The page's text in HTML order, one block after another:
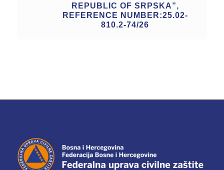
REPUBLIC OF SRPSKA”,
REFERENCE NUMBER:25.02-
810.2-74/26